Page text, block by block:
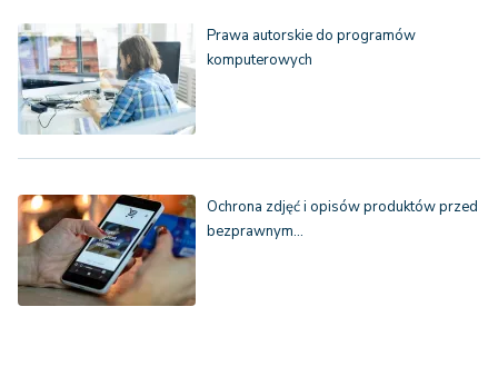
Prawa autorskie do programów
komputerowych
Ochrona zdjęć i opisów produktów przed
bezprawnym…